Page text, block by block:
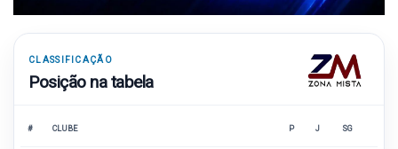
CLASSIFICAÇÃO
Posição na tabela
# CLUBE P J SG